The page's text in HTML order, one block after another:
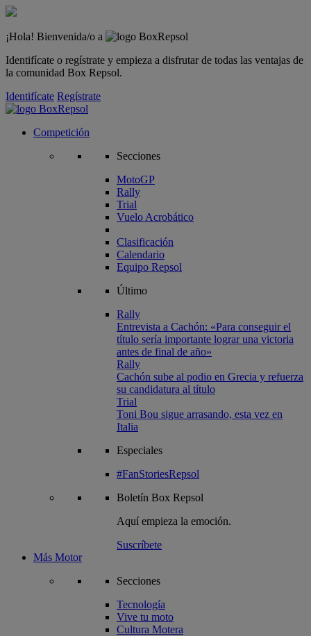
¡Hola! Bienvenida/o a
Identifícate o regístrate y empieza a disfrutar de todas las ventajas de
la comunidad Box Repsol.
Identifícate Regístrate
Competición
Secciones
MotoGP
Rally
Trial
Vuelo Acrobático
Clasificación
Calendario
Equipo Repsol
Último
Rally
Entrevista a Cachón: «Para conseguir el
título sería importante lograr una victoria
antes de final de año»
Rally
Cachón sube al podio en Grecia y refuerza
su candidatura al título
Trial
Toni Bou sigue arrasando, esta vez en
Italia
Especiales
#FanStoriesRepsol
Boletín Box Repsol
Aquí empieza la emoción.
Suscríbete
Más Motor
Secciones
Tecnología
Vive tu moto
Cultura Motera